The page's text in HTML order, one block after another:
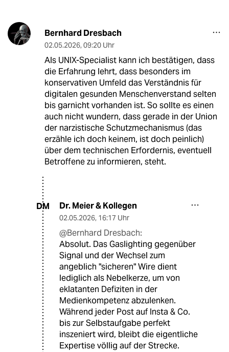
Bernhard Dresbach
02.05.2026, 09:20 Uhr
Als UNIX-Specialist kann ich bestätigen, dass
die Erfahrung lehrt, dass besonders im
konservativen Umfeld das Verständnis für
digitalen gesunden Menschenverstand selten
bis garnicht vorhanden ist. So sollte es einen
auch nicht wundern, dass gerade in der Union
der narzistische Schutzmechanismus (das
erzähle ich doch keinem, ist doch peinlich)
über dem technischen Erfordernis, eventuell
Betroffene zu informieren, steht.
DM Dr. Meier & Kollegen
02.05.2026, 16:17 Uhr
@Bernhard Dresbach:
Absolut. Das Gaslighting gegenüber
Signal und der Wechsel zum
angeblich "sicheren" Wire dient
lediglich als Nebelkerze, um von
eklatanten Defiziten in der
Medienkompetenz abzulenken.
Während jeder Post auf Insta & Co.
bis zur Selbstaufgabe perfekt
inszeniert wird, bleibt die eigentliche
Expertise völlig auf der Strecke.